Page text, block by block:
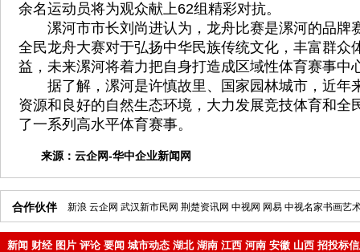
余名运动员将为观众献上62组精彩对抗。
漯河市市长刘尚进认为，龙舟比赛是漯河的品牌
全民龙舟大赛对于弘扬中华民族传统文化，丰富群众
益，未来漯河将着力把自身打造成区域性体育赛事中
据了解，漯河是许慎故里、国家园林城市，近年
资源和良好的自然生态环境，大力发展竞技体育和全
了一系列高水平体育赛事。
来源： 云企网-华中企业新闻网
合作伙伴 新浪 云企网 武汉新市民网 荆楚资讯网 中视网 网易 中视名家书画艺
新闻 财经 图片 评论 要闻 城市动态 湖北 湖南 江西 河南 安徽 山西 招投标